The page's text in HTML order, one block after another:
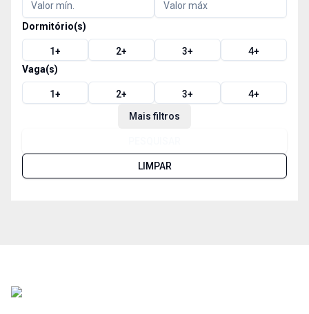
Dormitório(s)
1+ 2+ 3+ 4+
Vaga(s)
1+ 2+ 3+ 4+
Mais filtros
LIMPAR